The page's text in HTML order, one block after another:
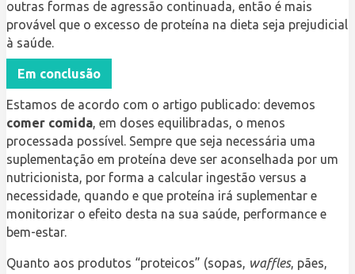
outras formas de agressão continuada, então é mais
provável que o excesso de proteína na dieta seja prejudicial
à saúde.
Em conclusão
Estamos de acordo com o artigo publicado: devemos
comer comida, em doses equilibradas, o menos
processada possível. Sempre que seja necessária uma
suplementação em proteína deve ser aconselhada por um
nutricionista, por forma a calcular ingestão versus a
necessidade, quando e que proteína irá suplementar e
monitorizar o efeito desta na sua saúde, performance e
bem-estar.
Quanto aos produtos “proteicos” (sopas, waffles, pães,